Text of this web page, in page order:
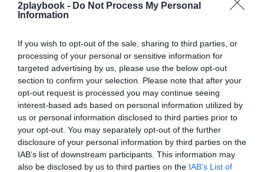
2playbook - Do Not Process My Personal
Information
If you wish to opt-out of the sale, sharing to third parties, or
processing of your personal or sensitive information for
targeted advertising by us, please use the below opt-out
section to confirm your selection. Please note that after your
opt-out request is processed you may continue seeing
interest-based ads based on personal information utilized by
us or personal information disclosed to third parties prior to
your opt-out. You may separately opt-out of the further
disclosure of your personal information by third parties on the
IAB’s list of downstream participants. This information may
also be disclosed by us to third parties on the IAB’s List of
corresponden al mercado español y más de 8.000 a
propiedades deportivas y competiciones internacionales,
marcas, categorías de producto y valor económico
aproximado de cada acuerdo. Si quieres más
información, contacta con nosotros
enintelligence@2playbook.com
Añadir 2Playbook como fuente preferida de Google
de forma gratuita
Mantente informado con las últimas noticias de actualidad.
ACTIVAR AHORA